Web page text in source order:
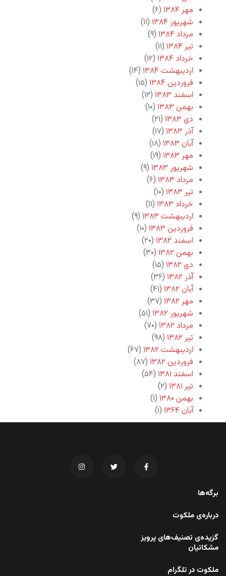
مهر ۱۳۸۴
(۶)
شهریور ۱۳۸۴
(۱۱)
مرداد ۱۳۸۴
(۹)
تیر ۱۳۸۴
(۱۱)
خرداد ۱۳۸۴
(۱۲)
اردیبهشت ۱۳۸۴
(۱۴)
فروردین ۱۳۸۴
(۱۵)
اسفند ۱۳۸۳
(۱۲)
بهمن ۱۳۸۳
(۱۰)
دی ۱۳۸۳
(۲۱)
آذر ۱۳۸۳
(۱۷)
آبان ۱۳۸۳
(۱۸)
مهر ۱۳۸۳
(۱۹)
شهریور ۱۳۸۳
(۹)
مرداد ۱۳۸۳
(۶)
تیر ۱۳۸۳
(۱۰)
خرداد ۱۳۸۳
(۱۱)
اردیبهشت ۱۳۸۳
(۹)
فروردین ۱۳۸۳
(۱۰)
اسفند ۱۳۸۲
(۲۰)
بهمن ۱۳۸۲
(۳۰)
دی ۱۳۸۲
(۱۵)
آذر ۱۳۸۲
(۳۶)
آبان ۱۳۸۲
(۴۱)
مهر ۱۳۸۲
(۳۷)
شهریور ۱۳۸۲
(۵۱)
مرداد ۱۳۸۲
(۷۰)
تیر ۱۳۸۲
(۹۸)
اردیبهشت ۱۳۸۲
(۶۷)
فروردین ۱۳۸۲
(۸۷)
اسفند ۱۳۸۱
(۵۴)
تیر ۱۳۸۱
(۲)
بهمن ۱۳۸۰
(۱)
آبان ۱۳۶۴
(۱)
برگه‌ها
درباره‌ی ملکوت
گزیده‌ی تصنیف‌های پرویز
مشکاتیان
ملکوت در تلگرام